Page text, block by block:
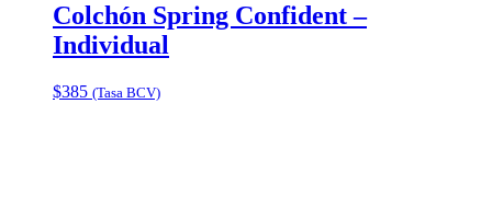
Colchón Spring Confident –
Individual
$385 (Tasa BCV)